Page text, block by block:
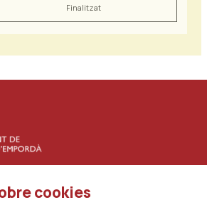
Finalitzat
cookies